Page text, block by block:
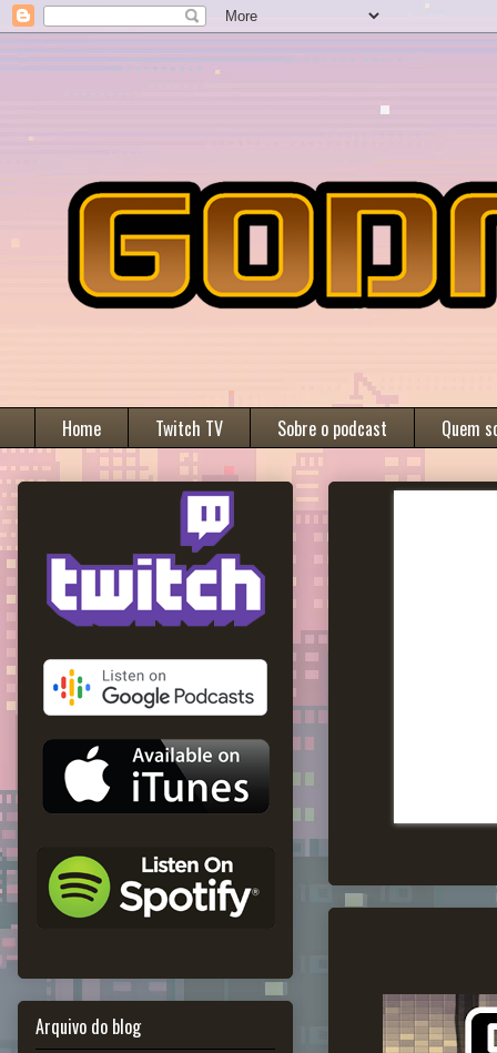
Home Twitch TV Sobre o podcast Quem
Arquivo do blog